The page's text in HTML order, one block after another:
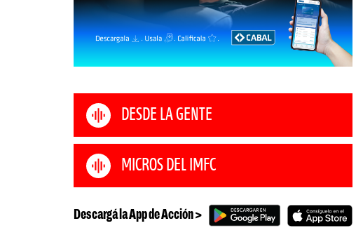
DESDE LA GENTE
MICROS DEL IMFC
Descargá la App de Acción >